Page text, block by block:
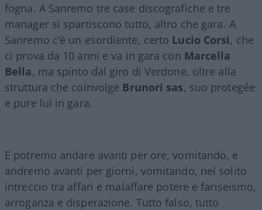
fogna. A Sanremo tre case discografiche e tre
manager si spartiscono tutto, altro che gara. A
Sanremo c’è un esordiente, certo Lucio Corsi, che
ci prova da 10 anni e va in gara con Marcella
Bella, ma spinto dal giro di Verdone, oltre alla
struttura che coinvolge Brunori sas, suo protegée
e pure lui in gara.
E potremo andare avanti per ore, vomitando, e
andremo avanti per giorni, vomitando, nel solito
intreccio tra affari e malaffare potere e fariseismo,
arroganza e disperazione. Tutto falso, tutto